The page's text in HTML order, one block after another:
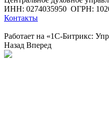
ИНН: 0274035950 ОГРН:
Контакты
Работает на «1С-Битрикс:
Назад Вперед